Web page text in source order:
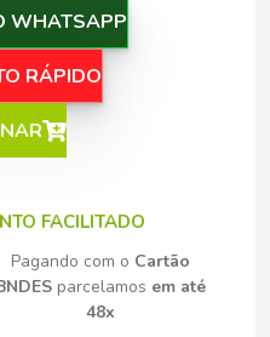
WHATSAPP
RÁPIDO
FACILITADO
Pagando com o Cartão
parcelamos em até
48x